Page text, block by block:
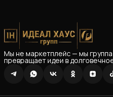
Мы не маркетплейс — мы
превращает идеи в